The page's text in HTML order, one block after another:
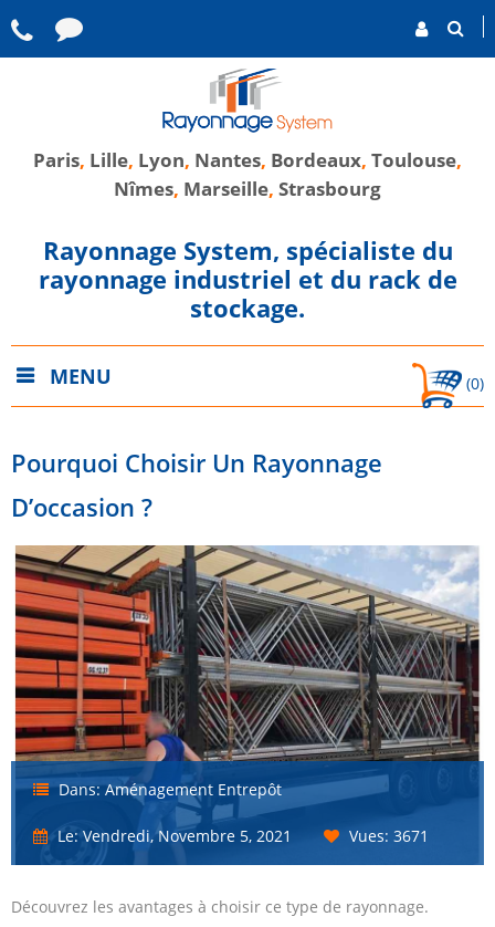
Paris, Lille, Lyon, Nantes, Bordeaux, Toulouse,
Nîmes, Marseille, Strasbourg
Rayonnage System, spécialiste du
rayonnage industriel et du rack de
stockage.
MENU (0)
Pourquoi Choisir Un Rayonnage
D’occasion ?
Dans:Aménagement Entrepôt
Le: Vendredi,Novembre 5, 2021 Vues: 3671
Découvrez les avantages à choisir ce type de rayonnage.